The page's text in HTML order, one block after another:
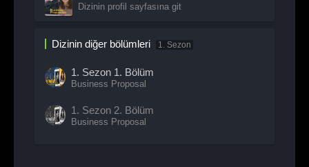
Dizinin profil sayfasına git
Dizinin diğer bölümleri 1. Sezon
1. Sezon 1. Bölüm
Business Proposal
1. Sezon 2. Bölüm
Business Proposal